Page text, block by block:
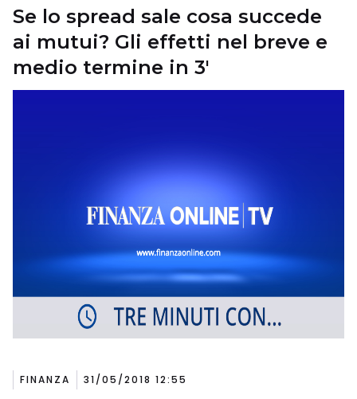
Se lo spread sale cosa succede
ai mutui? Gli effetti nel breve e
medio termine in 3′
FINANZA 31/05/2018 12:55